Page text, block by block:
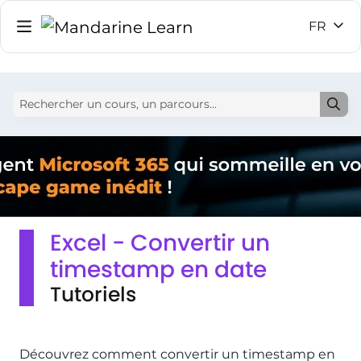
FR
Excel - Convertir un
timestamp en date
Tutoriels
Découvrez comment convertir un timestamp en